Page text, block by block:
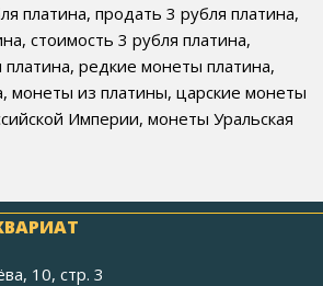
платина, продать 3 рубля платина,
стоимость 3 рубля платина,
редкие монеты платина,
монеты из платины, царские монеты
Империи, монеты Уральская
10, стр. 3